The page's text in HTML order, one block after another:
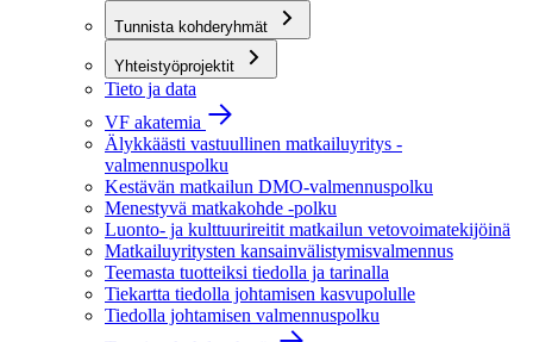
Tunnista kohderyhmät
Yhteistyöprojektit
Tieto ja data
VF akatemia
Älykkäästi vastuullinen matkailuyritys -
valmennuspolku
Kestävän matkailun DMO-valmennuspolku
Menestyvä matkakohde -polku
Luonto- ja kulttuurireitit matkailun vetovoimatekijöinä
Matkailuyritysten kansainvälistymisvalmennus
Teemasta tuotteiksi tiedolla ja tarinalla
Tiekartta tiedolla johtamisen kasvupolulle
Tiedolla johtamisen valmennuspolku